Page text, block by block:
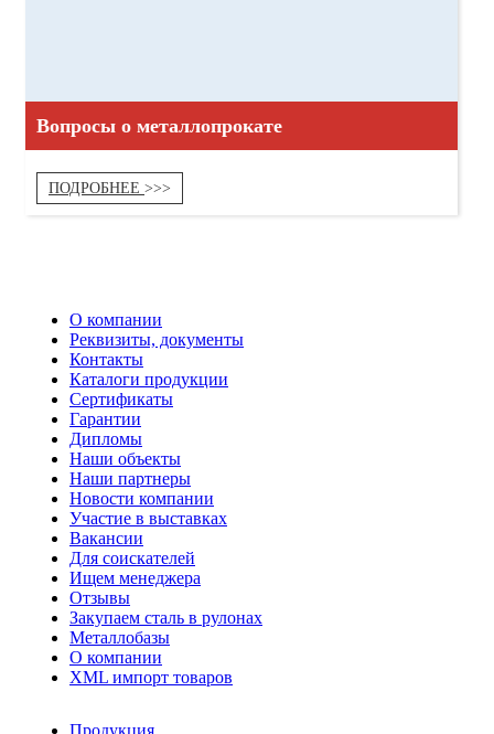
Вопросы о металлопрокате
ПОДРОБНЕЕ
О компании
Реквизиты, документы
Контакты
Каталоги продукции
Сертификаты
Гарантии
Дипломы
Наши объекты
Наши партнеры
Новости компании
Участие в выставках
Вакансии
Для соискателей
Ищем менеджера
Отзывы
Закупаем сталь в рулонах
Металлобазы
О компании
XML импорт товаров
Продукция